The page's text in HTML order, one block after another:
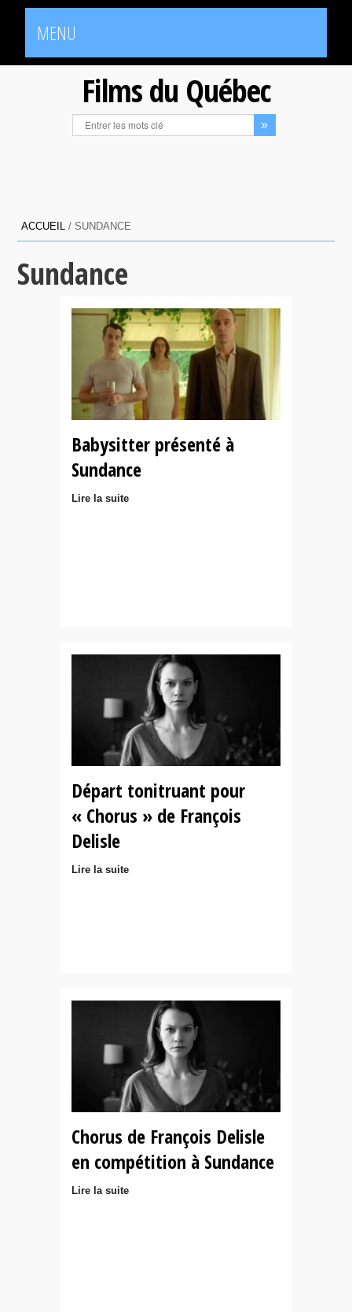
MENU
Films du Québec
ACCUEIL /SUNDANCE
Sundance
Babysitter présenté à
Sundance
Lire la suite
Départ tonitruant pour
« Chorus » de François
Delisle
Lire la suite
Chorus de François Delisle
en compétition à Sundance
Lire la suite